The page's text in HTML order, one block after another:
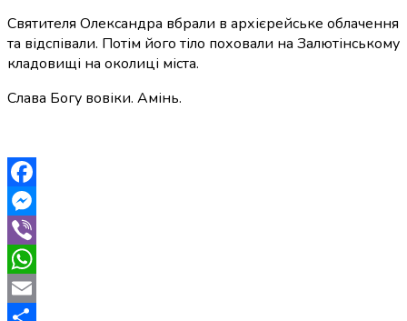
Святителя Олександра вбрали в архієрейське облачення
та відспівали. Потім його тіло поховали на Залютінському
кладовищі на околиці міста.
Слава Богу вовіки. Амінь.
Facebook
Messenger
Viber
WhatsApp